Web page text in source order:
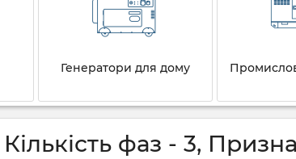
Генератори для дому
фаз - 3,